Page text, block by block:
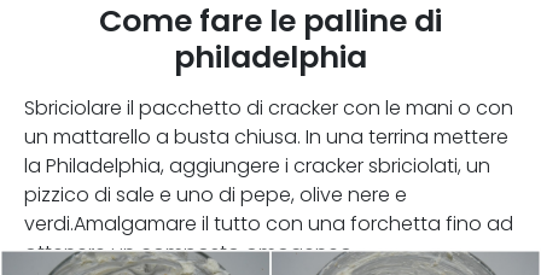
Come fare le palline di
philadelphia
Sbriciolare il pacchetto di cracker con le mani o con
un mattarello a busta chiusa. In una terrina mettere
la Philadelphia, aggiungere i cracker sbriciolati, un
pizzico di sale e uno di pepe, olive nere e
verdi.Amalgamare il tutto con una forchetta fino ad
ottenere un composto omogeneo.